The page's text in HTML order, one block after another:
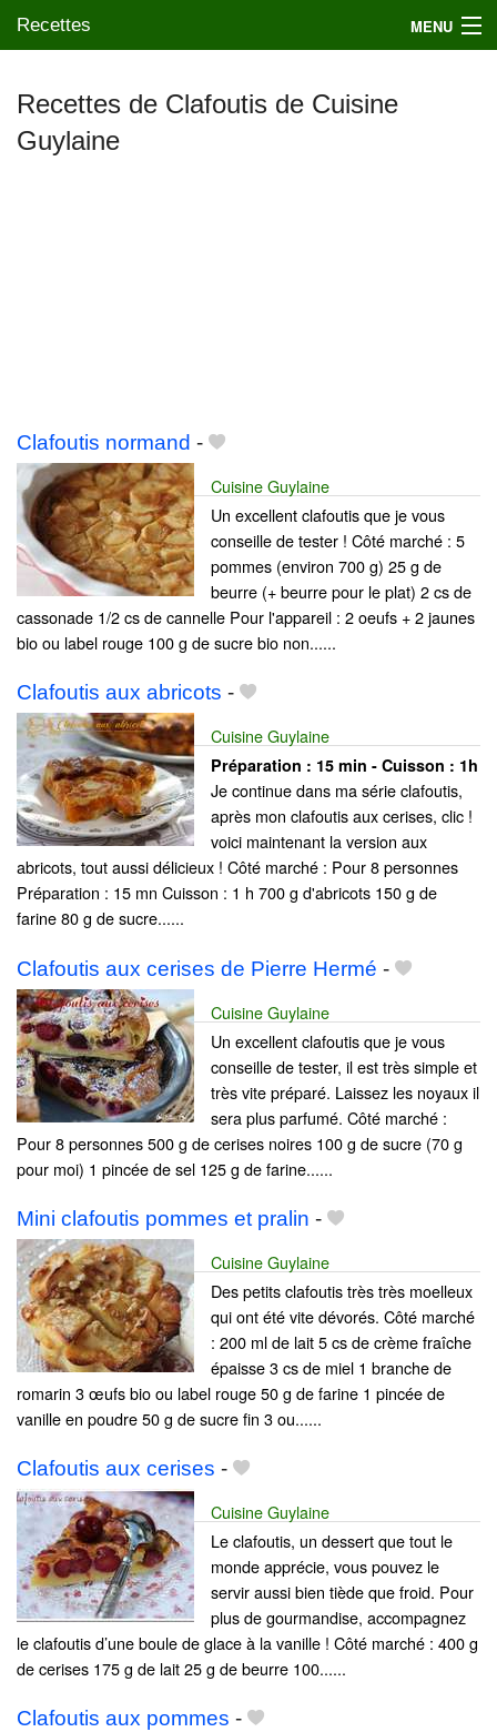
Recettes MENU
Mes blogs préférés
Recettes de Clafoutis de Cuisine
Guylaine
Clafoutis normand -
Cuisine Guylaine
Un excellent clafoutis que je vous
conseille de tester ! Côté marché : 5
pommes (environ 700 g) 25 g de
beurre (+ beurre pour le plat) 2 cs de
cassonade 1/2 cs de cannelle Pour l'appareil : 2 oeufs + 2 jaunes
bio ou label rouge 100 g de sucre bio non......
Clafoutis aux abricots -
Cuisine Guylaine
Préparation : 15 min - Cuisson : 1h
Je continue dans ma série clafoutis,
après mon clafoutis aux cerises, clic !
voici maintenant la version aux
abricots, tout aussi délicieux ! Côté marché : Pour 8 personnes
Préparation : 15 mn Cuisson : 1 h 700 g d'abricots 150 g de
farine 80 g de sucre......
Clafoutis aux cerises de Pierre Hermé -
Cuisine Guylaine
Un excellent clafoutis que je vous
conseille de tester, il est très simple et
très vite préparé. Laissez les noyaux il
sera plus parfumé. Côté marché :
Pour 8 personnes 500 g de cerises noires 100 g de sucre (70 g
pour moi) 1 pincée de sel 125 g de farine......
Mini clafoutis pommes et pralin -
Cuisine Guylaine
Des petits clafoutis très très moelleux
qui ont été vite dévorés. Côté marché
: 200 ml de lait 5 cs de crème fraîche
épaisse 3 cs de miel 1 branche de
romarin 3 œufs bio ou label rouge 50 g de farine 1 pincée de
vanille en poudre 50 g de sucre fin 3 ou......
Clafoutis aux cerises -
Cuisine Guylaine
Le clafoutis, un dessert que tout le
monde apprécie, vous pouvez le
servir aussi bien tiède que froid. Pour
plus de gourmandise, accompagnez
le clafoutis d’une boule de glace à la vanille ! Côté marché : 400 g
de cerises 175 g de lait 25 g de beurre 100......
Clafoutis aux pommes -